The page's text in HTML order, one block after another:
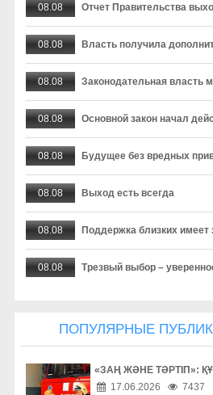
08.08 Отчет Правительства
08.08 Власть получила
08.08 Законодательная власть
08.08 Основной закон начал
08.08 Будущее без вредных
08.08 Выход есть всегда
08.08 Поддержка близких имеет
08.08 Трезвый выбор –
08.08 Внимание за рулем
ПОПУЛЯРНЫЕ
«ЗАҢ ЖӘНЕ ТӘРТІП»:
17.06.2026
7437